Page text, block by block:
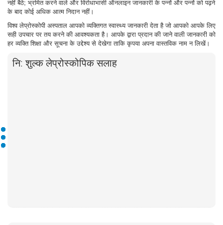
नहीं बैठे; भ्रमित करने वाले और विरोधाभासी ऑनलाइन जानकारी के पन्नों और पन्नों को पढ़ने
के बाद कोई अधिक आत्म निदान नहीं।
विश्व लेप्रोस्कोपी अस्पताल आपको व्यक्तिगत स्वास्थ्य जानकारी देता है जो आपको आपके लिए
सही उपचार पर तय करने की आवश्यकता है। आपके द्वारा प्रदान की जाने वाली जानकारी को
हर व्यक्ति शिक्षा और सूचना के उद्देश्य से देखेगा ताकि कृपया अपना वास्तविक नाम न लिखें।
नि: शुल्क लेप्रोस्कोपिक सलाह